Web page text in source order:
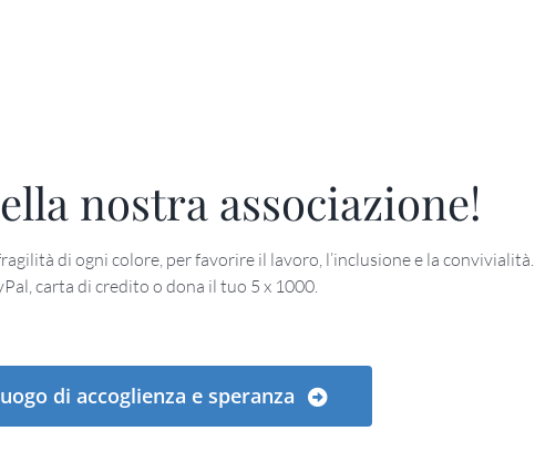
nostra associazione!
di ogni colore, per favorire il lavoro, l’inclusione e la convivialità.
carta di credito o dona il tuo 5 x 1000.
di accoglienza e speranza